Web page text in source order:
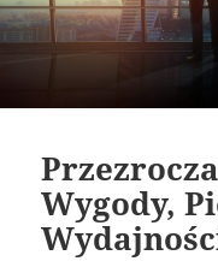
Wygody,